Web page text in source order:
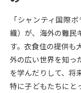
高等学校（情報）教員資
大
大学で学べる内容
「シャンティ国際
織）が、海外の難民
す。衣食住の提供も
外の広い世界を知っ
を学んだりして、将
特に子どもたちにと